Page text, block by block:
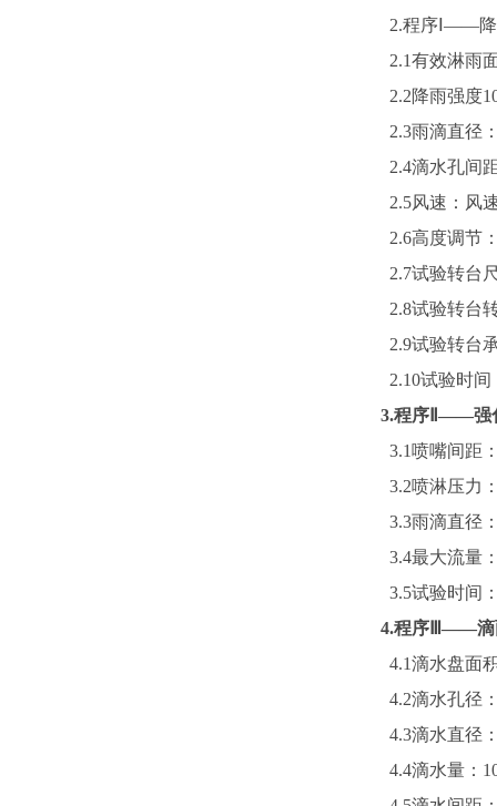
2.程序Ⅰ——降
2.1有效淋雨
2.2降雨强度
2.3雨滴直径
2.4滴水孔间
2.5风速：风
2.6高度调节
2.7试验转台
2.8试验转台
2.9试验转台
2.10试验时间
3.程序Ⅱ——强
3.1 喷嘴间距
3.2喷淋压力
3.3雨滴直径
3.4最大流量
3.5试验时间
4.程序 Ⅲ——滴
4.1滴水盘面
4.2滴水孔径
4.3滴水直径
4.4滴水量：